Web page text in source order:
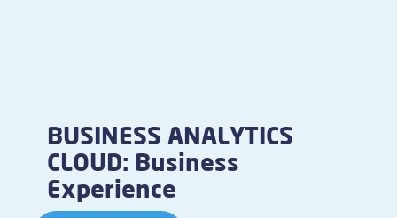
BUSINESS ANALYTICS
CLOUD: Business
Experience